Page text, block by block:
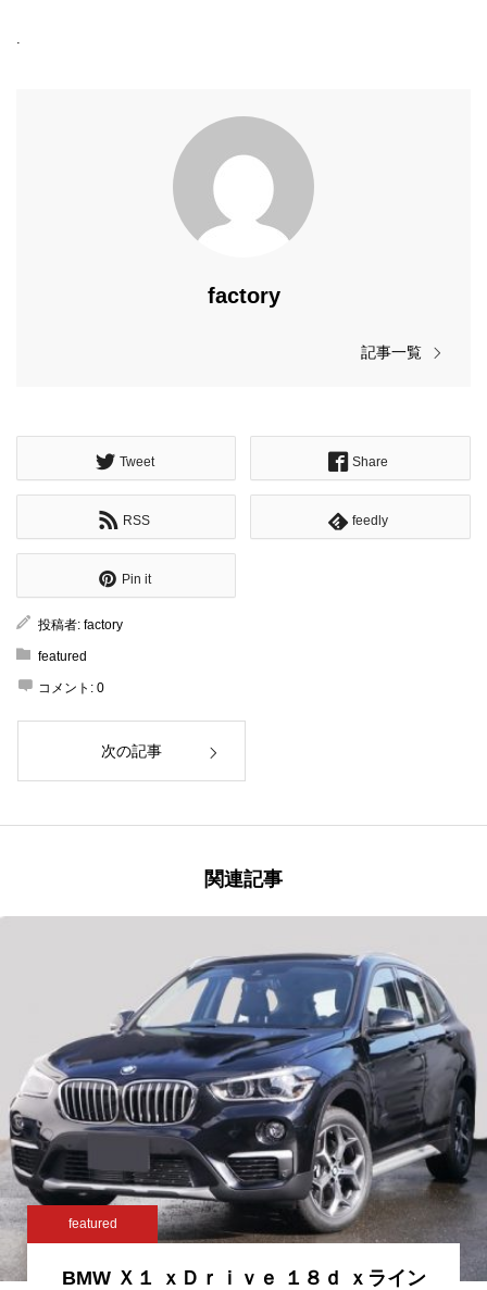
.
factory
記事一覧
Tweet Share
RSS feedly
Pin it
投稿者: factory
featured
コメント: 0
次の記事
関連記事
featured
BMW Ｘ１ ｘＤｒｉｖｅ １８ｄ ｘライン